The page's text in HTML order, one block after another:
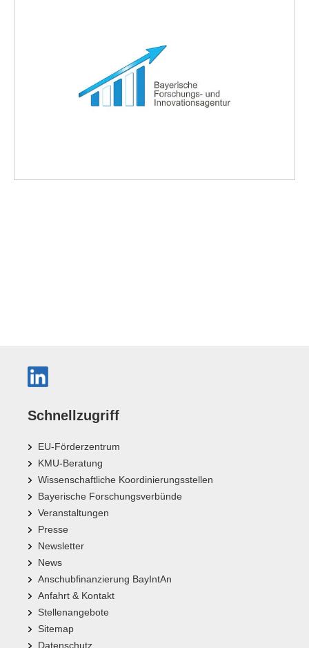
Schnellzugriff
EU-Förderzentrum
KMU-Beratung
Wissenschaftliche Koordinierungsstellen
Bayerische Forschungsverbünde
Veranstaltungen
Presse
Newsletter
News
Anschubfinanzierung BayIntAn
Anfahrt & Kontakt
Stellenangebote
Sitemap
Datenschutz